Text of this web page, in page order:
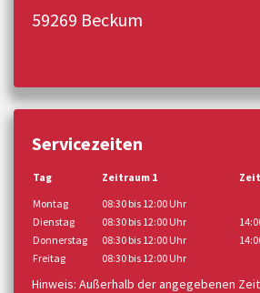
59269 Beckum
Servicezeiten
Tag Zeitraum 1
Montag
08:30 bis 12:00 Uhr
Dienstag
08:30 bis 12:00 Uhr
Donnerstag
08:30 bis 12:00 Uhr
Freitag
08:30 bis 12:00 Uhr
Hinweis: Außerhalb der angegebenen